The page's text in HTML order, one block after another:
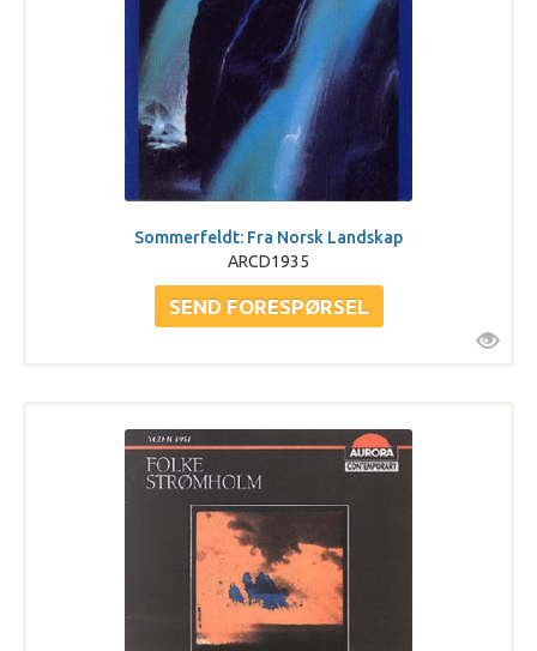
Sommerfeldt: Fra Norsk Landskap
ARCD1935